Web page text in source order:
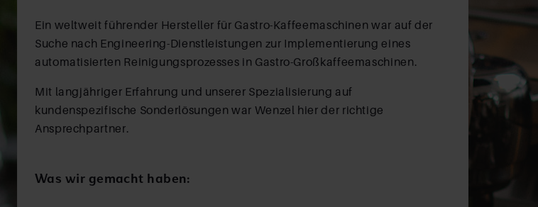
Ein weltweit führender Hersteller für Gastro-Kaffeemaschinen war auf der
Suche nach Engineering-Dienstleistungen zur Implementierung eines
automatisierten Reinigungsprozesses in Gastro-Großkaffeemaschinen.
Mit langjähriger Erfahrung und unserer Spezialisierung auf
kundenspezifische Sonderlösungen war Wenzel hier der richtige
Ansprechpartner.
Was wir gemacht haben: